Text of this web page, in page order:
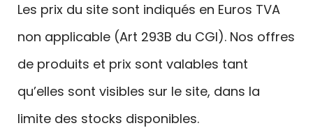
Les prix du site sont indiqués en Euros TVA
non applicable (Art 293B du CGI). Nos offres
de produits et prix sont valables tant
qu’elles sont visibles sur le site, dans la
limite des stocks disponibles.